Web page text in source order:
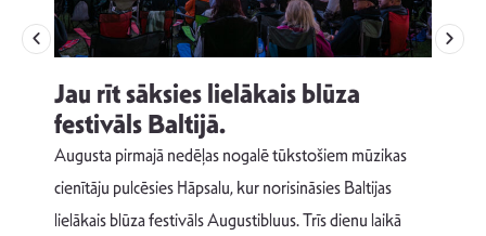
Jau rīt sāksies lielākais blūza
festivāls Baltijā.
Augusta pirmajā nedēļas nogalē tūkstošiem mūzikas
cienītāju pulcēsies Hāpsalu, kur norisināsies Baltijas
lielākais blūza festivāls Augustibluus. Trīs dienu laikā